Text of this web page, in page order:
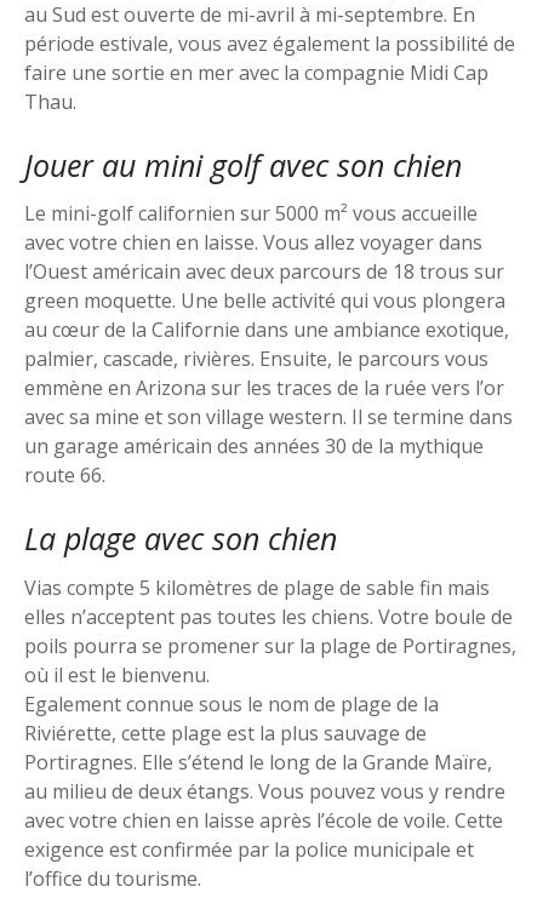
au Sud est ouverte de mi-avril à mi-septembre. En
période estivale, vous avez également la possibilité de
faire une sortie en mer avec la compagnie Midi Cap
Thau.
Jouer au mini golf avec son chien
Le mini-golf californien sur 5000 m² vous accueille
avec votre chien en laisse. Vous allez voyager dans
l’Ouest américain avec deux parcours de 18 trous sur
green moquette. Une belle activité qui vous plongera
au cœur de la Californie dans une ambiance exotique,
palmier, cascade, rivières. Ensuite, le parcours vous
emmène en Arizona sur les traces de la ruée vers l’or
avec sa mine et son village western. Il se termine dans
un garage américain des années 30 de la mythique
route 66.
La plage avec son chien
Vias compte 5 kilomètres de plage de sable fin mais
elles n’acceptent pas toutes les chiens. Votre boule de
poils pourra se promener sur la plage de Portiragnes,
où il est le bienvenu.
Egalement connue sous le nom de plage de la
Riviérette, cette plage est la plus sauvage de
Portiragnes. Elle s’étend le long de la Grande Maïre,
au milieu de deux étangs. Vous pouvez vous y rendre
avec votre chien en laisse après l’école de voile. Cette
exigence est confirmée par la police municipale et
l’office du tourisme.